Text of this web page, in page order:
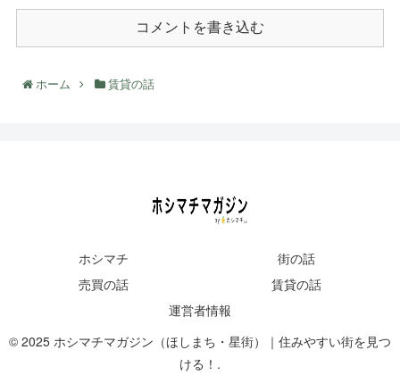
コメントを書き込む
ホーム 賃貸の話
ホシマチ
街の話
売買の話
賃貸の話
運営者情報
© 2025 ホシマチマガジン（ほしまち・星街）｜住みやすい街を見つ
ける！.